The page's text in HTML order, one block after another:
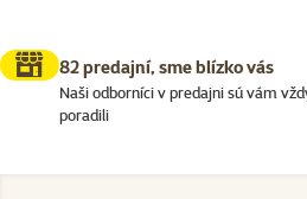
82 predajní, sme blízko vás
Naši odborníci v predajni sú vám
poradili